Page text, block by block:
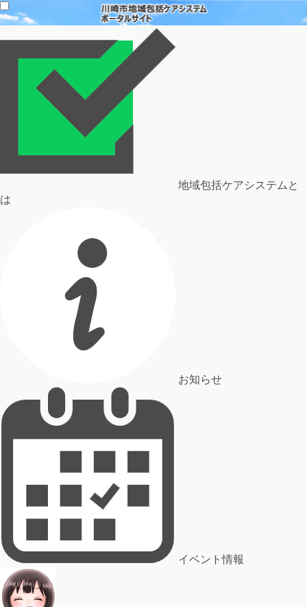
地域包括ケアシステムと
は
お知らせ
イベント情報